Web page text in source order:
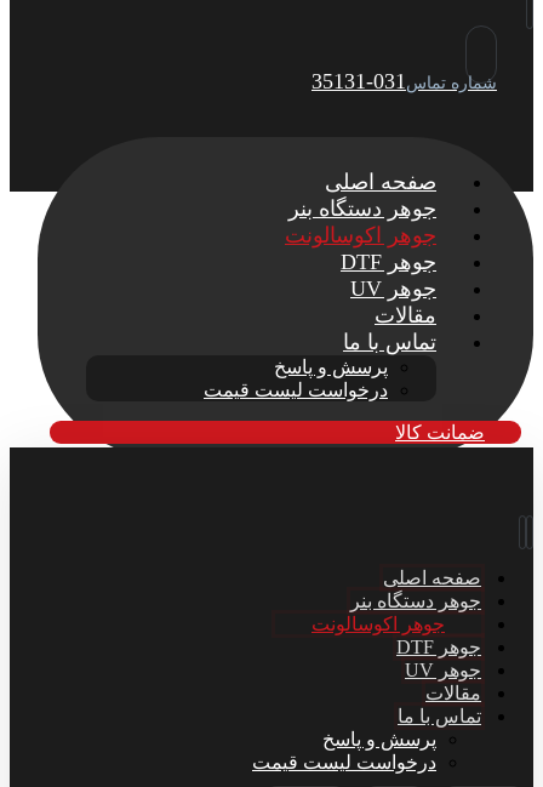
شماره تماس031-35131
صفحه اصلی
جوهر دستگاه بنر
جوهر اکوسالونت
جوهر DTF
جوهر UV
مقالات
تماس با ما
پرسش و پاسخ
درخواست لیست قیمت
ضمانت کالا
صفحه اصلی
جوهر دستگاه بنر
جوهر اکوسالونت
جوهر DTF
جوهر UV
مقالات
تماس با ما
پرسش و پاسخ
درخواست لیست قیمت